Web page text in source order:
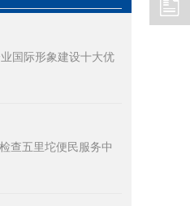
国际形象建设十大优
查五里坨便民服务中